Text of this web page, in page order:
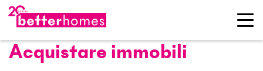
Acquistare immobili